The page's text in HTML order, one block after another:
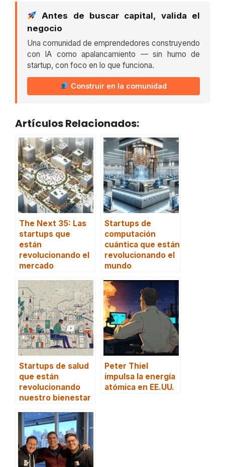
Antes de buscar capital, valida el
negocio
Una comunidad de emprendedores construyendo
con IA como apalancamiento — sin humo de
startup, con foco en lo que funciona.
Construir en la comunidad
Artículos Relacionados:
The Next 35: Las
startups que
están
revolucionando el
mercado
Startups de
computación
cuántica que están
revolucionando el
mundo
Startups de salud
que están
revolucionando
nuestro bienestar
Peter Thiel
impulsa la energía
atómica en EE.UU.